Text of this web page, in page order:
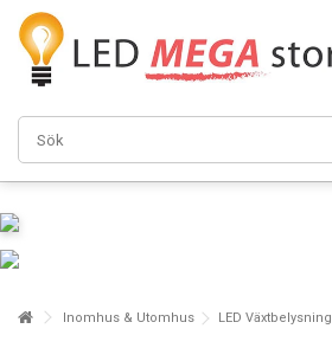
Inomhus & Utomhus LED Växtbelysning